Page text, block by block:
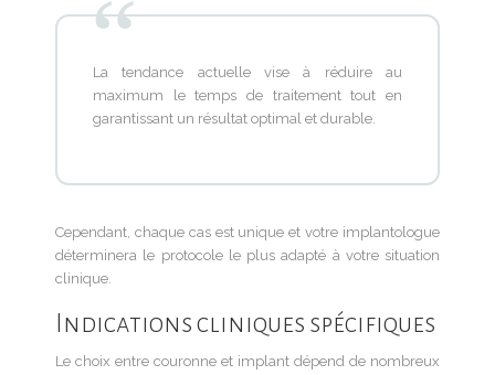
La tendance actuelle vise à réduire au
maximum le temps de traitement tout en
garantissant un résultat optimal et durable.
Cependant, chaque cas est unique et votre implantologue
déterminera le protocole le plus adapté à votre situation
clinique.
Indications cliniques spécifiques
Le choix entre couronne et implant dépend de nombreux